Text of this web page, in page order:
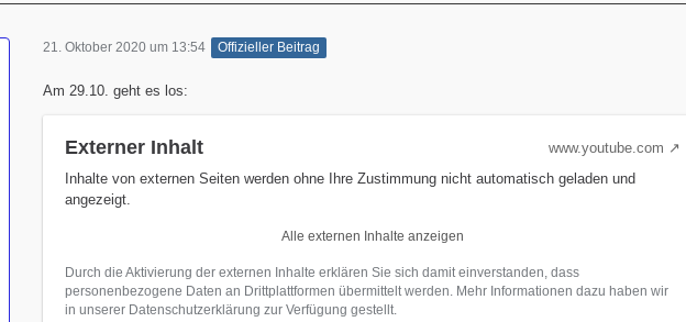
21. Oktober 2020 um 13:54 Offizieller Beitrag
Am 29.10. geht es los:
Externer Inhalt
www.youtube.com
Inhalte von externen Seiten werden ohne Ihre Zustimmung nicht automatisch geladen und
angezeigt.
Alle externen Inhalte anzeigen
Durch die Aktivierung der externen Inhalte erklären Sie sich damit einverstanden, dass
personenbezogene Daten an Drittplattformen übermittelt werden. Mehr Informationen dazu haben wir
in unserer Datenschutzerklärung zur Verfügung gestellt.